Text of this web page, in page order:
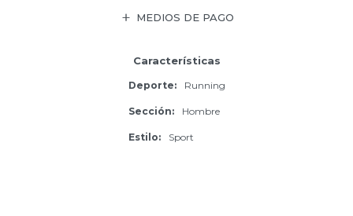
MEDIOS DE PAGO
Características
Deporte Running
Sección Hombre
Estilo Sport